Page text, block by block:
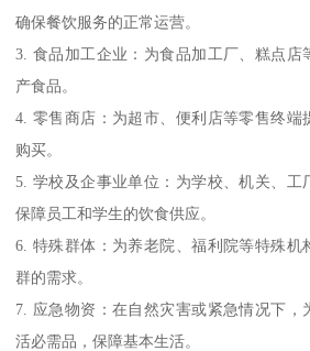
确保餐饮服务的正常运营。
3. 食品加工企业：为食品加工厂、糕点店
产食品。
4. 零售商店：为超市、便利店等零售终端
购买。
5. 学校及企事业单位：为学校、机关、工
保障员工和学生的饮食供应。
6. 特殊群体：为养老院、福利院等特殊机
群的需求。
7. 应急物资：在自然灾害或紧急情况下，
活必需品，保障基本生活。